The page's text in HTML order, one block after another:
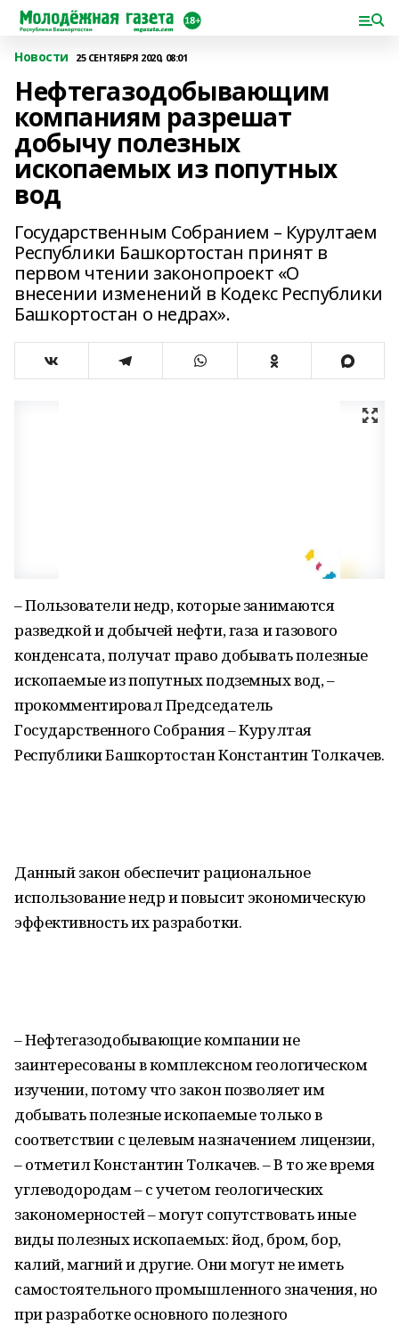
Новости 25 СЕНТЯБРЯ 2020, 08:01
Нефтегазодобывающим
компаниям разрешат
добычу полезных
ископаемых из попутных
вод
Государственным Собранием – Курултаем
Республики Башкортостан принят в
первом чтении законопроект «О
внесении изменений в Кодекс Республики
Башкортостан о недрах».
– Пользователи недр, которые занимаются
разведкой и добычей нефти, газа и газового
конденсата, получат право добывать полезные
ископаемые из попутных подземных вод, –
прокомментировал Председатель
Государственного Собрания – Курултая
Республики Башкортостан Константин Толкачев.
Данный закон обеспечит рациональное
использование недр и повысит экономическую
эффективность их разработки.
– Нефтегазодобывающие компании не
заинтересованы в комплексном геологическом
изучении, потому что закон позволяет им
добывать полезные ископаемые только в
соответствии с целевым назначением лицензии,
– отметил Константин Толкачев. – В то же время
углеводородам – с учетом геологических
закономерностей – могут сопутствовать иные
виды полезных ископаемых: йод, бром, бор,
калий, магний и другие. Они могут не иметь
самостоятельного промышленного значения, но
при разработке основного полезного